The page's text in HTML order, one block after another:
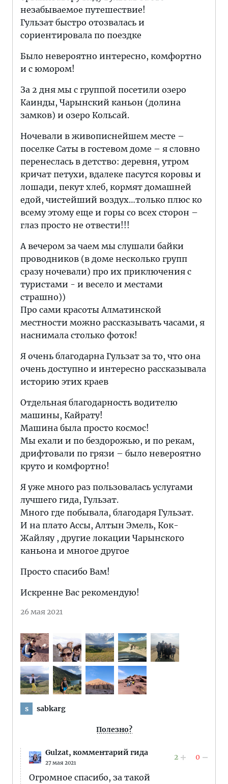
незабываемое путешествие!
Гульзат быстро отозвалась и
сориентировала по поездке
Было невероятно интересно, комфортно
и с юмором!
За 2 дня мы с группой посетили озеро
Каинды, Чарынский каньон (долина
замков) и озеро Кольсай.
Ночевали в живописнейшем месте –
поселке Саты в гостевом доме – я словно
перенеслась в детство: деревня, утром
кричат петухи, вдалеке пасутся коровы и
лошади, пекут хлеб, кормят домашней
едой, чистейший воздух…только плюс ко
всему этому еще и горы со всех сторон –
глаз просто не отвести!!!
А вечером за чаем мы слушали байки
проводников (в доме несколько групп
сразу ночевали) про их приключения с
туристами - и весело и местами
страшно))
Про сами красоты Алматинской
местности можно рассказывать часами, я
наснимала столько фоток!
Я очень благодарна Гульзат за то, что она
очень доступно и интересно рассказывала
историю этих краев
Отдельная благодарность водителю
машины, Кайрату!
Машина была просто космос!
Мы ехали и по бездорожью, и по рекам,
дрифтовали по грязи – было невероятно
круто и комфортно!
Я уже много раз пользовалась услугами
лучшего гида, Гульзат.
Много где побывала, благодаря Гульзат.
И на плато Ассы, Алтын Эмель, Кок-
Жайляу , другие локации Чарынского
каньона и многое другое
Просто спасибо Вам!
Искренне Вас рекомендую!
26 мая 2021
s sabkarg
Полезно?
Gulzat, комментарий гида
27 мая 2021
2 0
Огромное спасибо, за такой